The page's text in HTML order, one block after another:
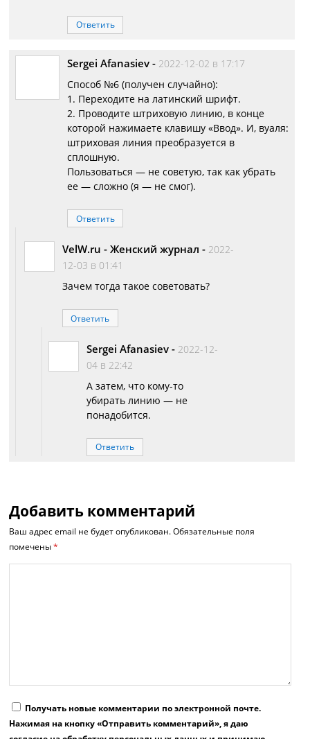
Ответить
Sergei Afanasiev - 2022-12-02 в 17:17
Способ №6 (получен случайно):
1. Переходите на латинский шрифт.
2. Проводите штриховую линию, в конце
которой нажимаете клавишу «Ввод». И, вуаля:
штриховая линия преобразуется в
сплошную.
Пользоваться — не советую, так как убрать
ее — сложно (я — не смог).
Ответить
VelW.ru - Женский журнал - 2022-
12-03 в 01:41
Зачем тогда такое советовать?
Ответить
Sergei Afanasiev - 2022-12-
04 в 22:42
А затем, что кому-то
убирать линию — не
понадобится.
Ответить
Добавить комментарий
Ваш адрес email не будет опубликован. Обязательные поля
помечены*
Получать новые комментарии по электронной почте.
Нажимая на кнопку «Отправить комментарий», я даю